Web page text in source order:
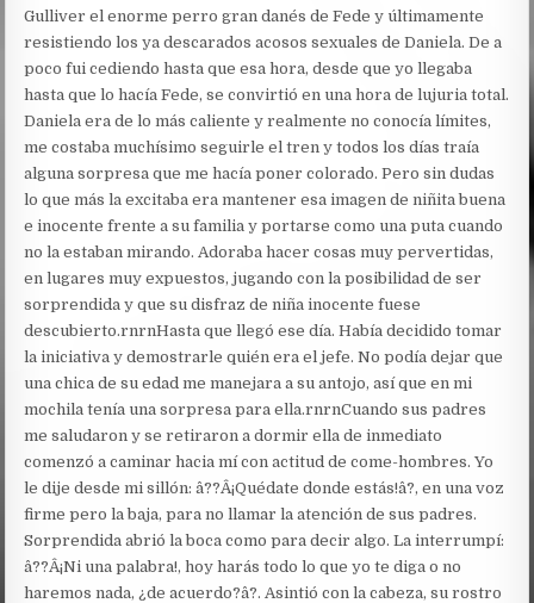
Gulliver el enorme perro gran danés de Fede y últimamente
resistiendo los ya descarados acosos sexuales de Daniela. De a
poco fui cediendo hasta que esa hora, desde que yo llegaba
hasta que lo hacía Fede, se convirtió en una hora de lujuria total.
Daniela era de lo más caliente y realmente no conocía límites,
me costaba muchísimo seguirle el tren y todos los días traía
alguna sorpresa que me hacía poner colorado. Pero sin dudas
lo que más la excitaba era mantener esa imagen de niñita buena
e inocente frente a su familia y portarse como una puta cuando
no la estaban mirando. Adoraba hacer cosas muy pervertidas,
en lugares muy expuestos, jugando con la posibilidad de ser
sorprendida y que su disfraz de niña inocente fuese
descubierto.rnrnHasta que llegó ese día. Había decidido tomar
la iniciativa y demostrarle quién era el jefe. No podía dejar que
una chica de su edad me manejara a su antojo, así que en mi
mochila tenía una sorpresa para ella.rnrnCuando sus padres
me saludaron y se retiraron a dormir ella de inmediato
comenzó a caminar hacia mí con actitud de come-hombres. Yo
le dije desde mi sillón: â??Â¡Quédate donde estás!â?, en una voz
firme pero la baja, para no llamar la atención de sus padres.
Sorprendida abrió la boca como para decir algo. La interrumpí:
â??Â¡Ni una palabra!, hoy harás todo lo que yo te diga o no
haremos nada, ¿de acuerdo?â?. Asintió con la cabeza, su rostro